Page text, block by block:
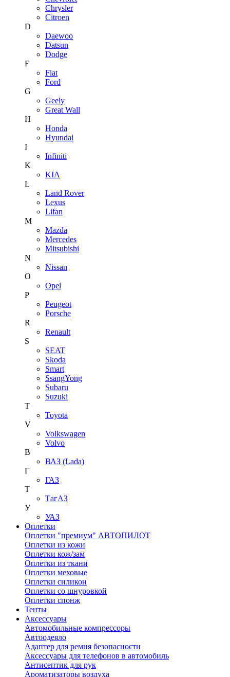
Chrysler
Citroen
D
Daewoo
Datsun
Dodge
F
Fiat
Ford
G
Geely
Great Wall
H
Honda
Hyundai
I
Infiniti
K
KIA
L
Land Rover
Lexus
Lifan
M
Mazda
Mercedes
Mitsubishi
N
Nissan
O
Opel
P
Peugeot
Porsche
R
Renault
S
SEAT
Skoda
Smart
SsangYong
Subaru
Suzuki
T
Toyota
V
Volkswagen
Volvo
В
ВАЗ (Lada)
Г
ГАЗ
Т
ТагАЗ
У
УАЗ
Оплетки
Оплетки "премиум" АВТОПИЛОТ
Оплетки из кожи
Оплетки кож/зам
Оплетки из ткани
Оплетки меховые
Оплетки силикон
Оплетки со шнуровкой
Оплетки спонж
Тенты
Аксессуары
Автомобильные компрессоры
Автоодеяло
Адаптер для ремня безопасности
Аксессуары для телефонов в автомобиль
Антисептик для рук
Ароматизаторы воздуха